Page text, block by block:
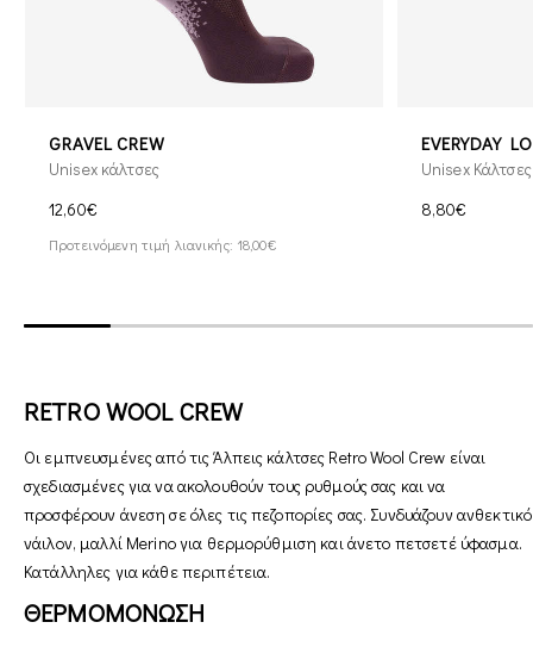
GRAVEL CREW
Unisex κάλτσες
12,60€
Προτεινόμενη τιμή λιανικής: 18,00€
EVERYDAY
Unisex Κάλτσες
8,80€
RETRO WOOL CREW
Οι εμπνευσμένες από τις Άλπεις κάλτσες Retro Wool Crew είναι
σχεδιασμένες για να ακολουθούν τους ρυθμούς σας και να
προσφέρουν άνεση σε όλες τις πεζοπορίες σας. Συνδυάζουν ανθεκτικό
νάιλον, μαλλί Merino για θερμορύθμιση και άνετο πετσετέ ύφασμα.
Κατάλληλες για κάθε περιπέτεια.
ΘΕΡΜΟΜΟΝΩΣΗ